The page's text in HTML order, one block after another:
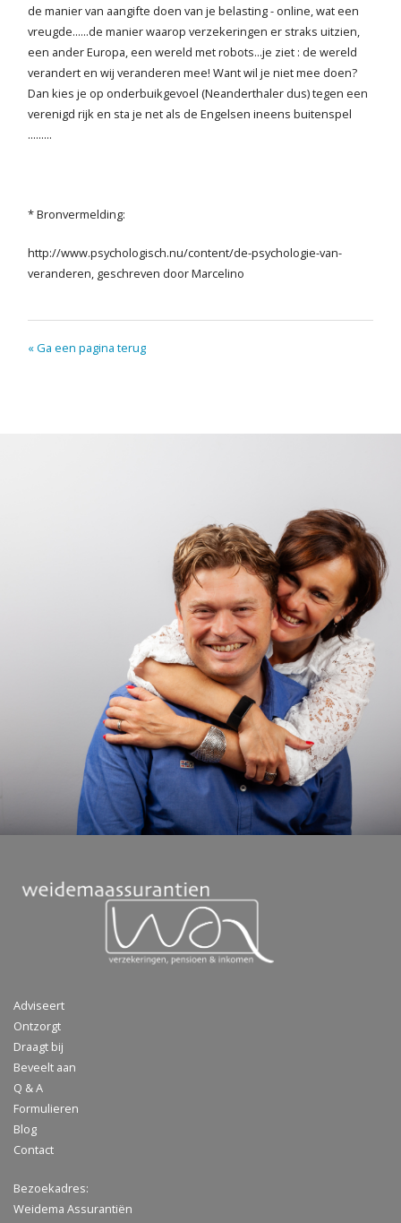
de manier van aangifte doen van je belasting - online, wat een
vreugde......de manier waarop verzekeringen er straks uitzien,
een ander Europa, een wereld met robots...je ziet : de wereld
verandert en wij veranderen mee! Want wil je niet mee doen?
Dan kies je op onderbuikgevoel (Neanderthaler dus) tegen een
verenigd rijk en sta je net als de Engelsen ineens buitenspel
.........
* Bronvermelding:
http://www.psychologisch.nu/content/de-psychologie-van-
veranderen, geschreven door Marcelino
« Ga een pagina terug
Adviseert
Ontzorgt
Draagt bij
Beveelt aan
Q & A
Formulieren
Blog
Contact
Bezoekadres:
Weidema Assurantiën